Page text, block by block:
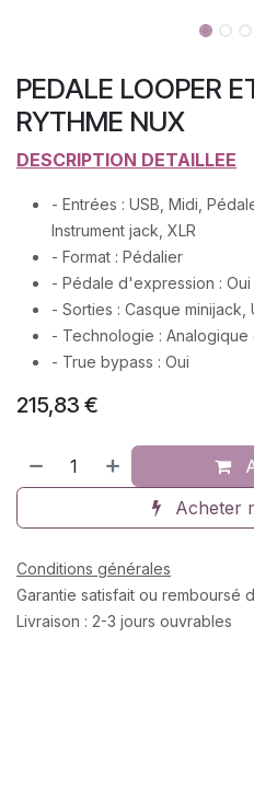
PEDALE LOOPER
RYTHME NUX
​DESCRIPTION DETAILLEE
- Entrées : USB, Midi,
Instrument jack, XLR
- Format : Pédalier
- Pédale d'expression : Oui
- Sorties : Casque minijack,
- Technologie : Analogique
- True bypass : Oui
215,83 €
Acheter
Conditions générales
Garantie satisfait ou remboursé
Livraison : 2-3 jours ouvrables